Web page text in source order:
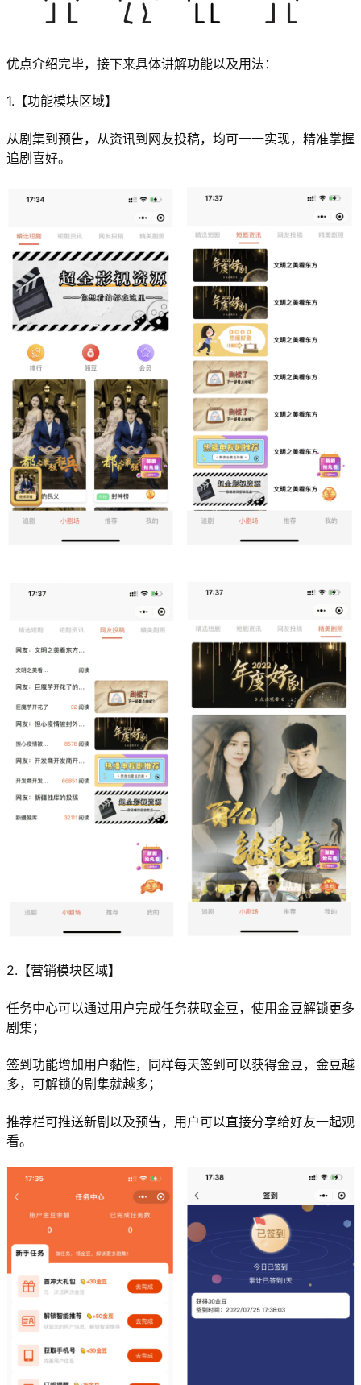
优点介绍完毕，接下来具体讲解功能以及用法：
1.【功能模块区域】
从剧集到预告，从资讯到网友投稿，均可一一实现，精准掌握
追剧喜好。
2.【营销模块区域】
任务中心可以通过用户完成任务获取金豆，使用金豆解锁更多
剧集；
签到功能增加用户黏性，同样每天签到可以获得金豆，金豆越
多，可解锁的剧集就越多；
推荐栏可推送新剧以及预告，用户可以直接分享给好友一起观
看。